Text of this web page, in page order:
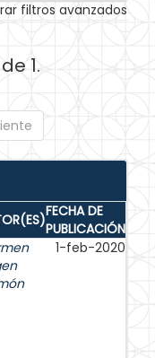
filtros avanzados
1.
FECHA DE
PUBLICACIÓN
1-feb-2020